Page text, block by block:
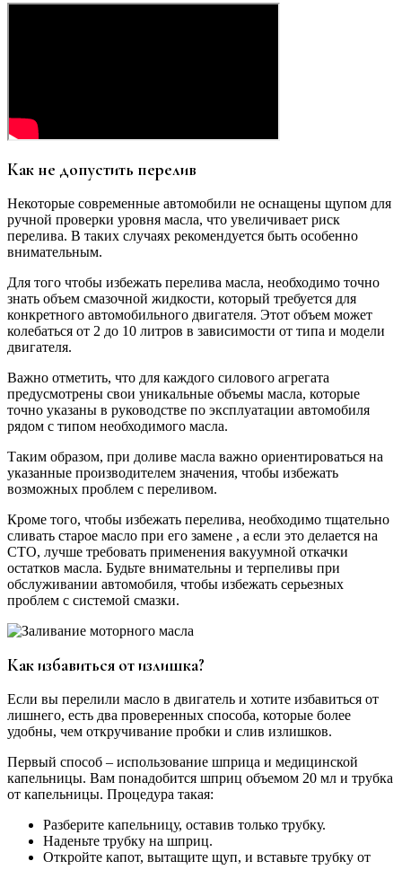
Как не допустить перелив
Некоторые современные автомобили не оснащены щупом для
ручной проверки уровня масла, что увеличивает риск
перелива. В таких случаях рекомендуется быть особенно
внимательным.
Для того чтобы избежать перелива масла, необходимо точно
знать объем смазочной жидкости, который требуется для
конкретного автомобильного двигателя. Этот объем может
колебаться от 2 до 10 литров в зависимости от типа и модели
двигателя.
Важно отметить, что для каждого силового агрегата
предусмотрены свои уникальные объемы масла, которые
точно указаны в руководстве по эксплуатации автомобиля
рядом с типом необходимого масла.
Таким образом, при доливе масла важно ориентироваться на
указанные производителем значения, чтобы избежать
возможных проблем с переливом.
Кроме того, чтобы избежать перелива, необходимо тщательно
сливать старое масло при его замене , а если это делается на
СТО, лучше требовать применения вакуумной откачки
остатков масла. Будьте внимательны и терпеливы при
обслуживании автомобиля, чтобы избежать серьезных
проблем с системой смазки.
Как избавиться от излишка?
Если вы перелили масло в двигатель и хотите избавиться от
лишнего, есть два проверенных способа, которые более
удобны, чем откручивание пробки и слив излишков.
Первый способ – использование шприца и медицинской
капельницы. Вам понадобится шприц объемом 20 мл и трубка
от капельницы. Процедура такая:
Разберите капельницу, оставив только трубку.
Наденьте трубку на шприц.
Откройте капот, вытащите щуп, и вставьте трубку от